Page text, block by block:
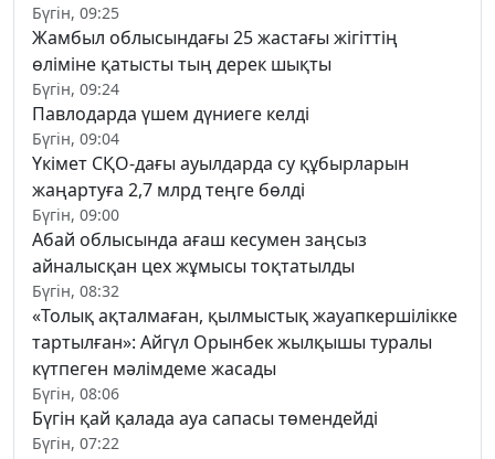
Бүгін, 09:25
Жамбыл облысындағы 25 жастағы жігіттің
өліміне қатысты тың дерек шықты
Бүгін, 09:24
Павлодарда үшем дүниеге келді
Бүгін, 09:04
Үкімет СҚО-дағы ауылдарда су құбырларын
жаңартуға 2,7 млрд теңге бөлді
Бүгін, 09:00
Абай облысында ағаш кесумен заңсыз
айналысқан цех жұмысы тоқтатылды
Бүгін, 08:32
«Толық ақталмаған, қылмыстық жауапкершілікке
тартылған»: Айгүл Орынбек жылқышы туралы
күтпеген мәлімдеме жасады
Бүгін, 08:06
Бүгін қай қалада ауа сапасы төмендейді
Бүгін, 07:22